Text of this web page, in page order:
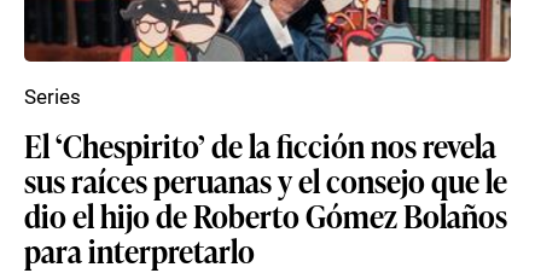
El ‘Chespirito’ de la ficción nos revela
sus raíces peruanas y el consejo que le
dio el hijo de Roberto Gómez Bolaños
para interpretarlo
Series